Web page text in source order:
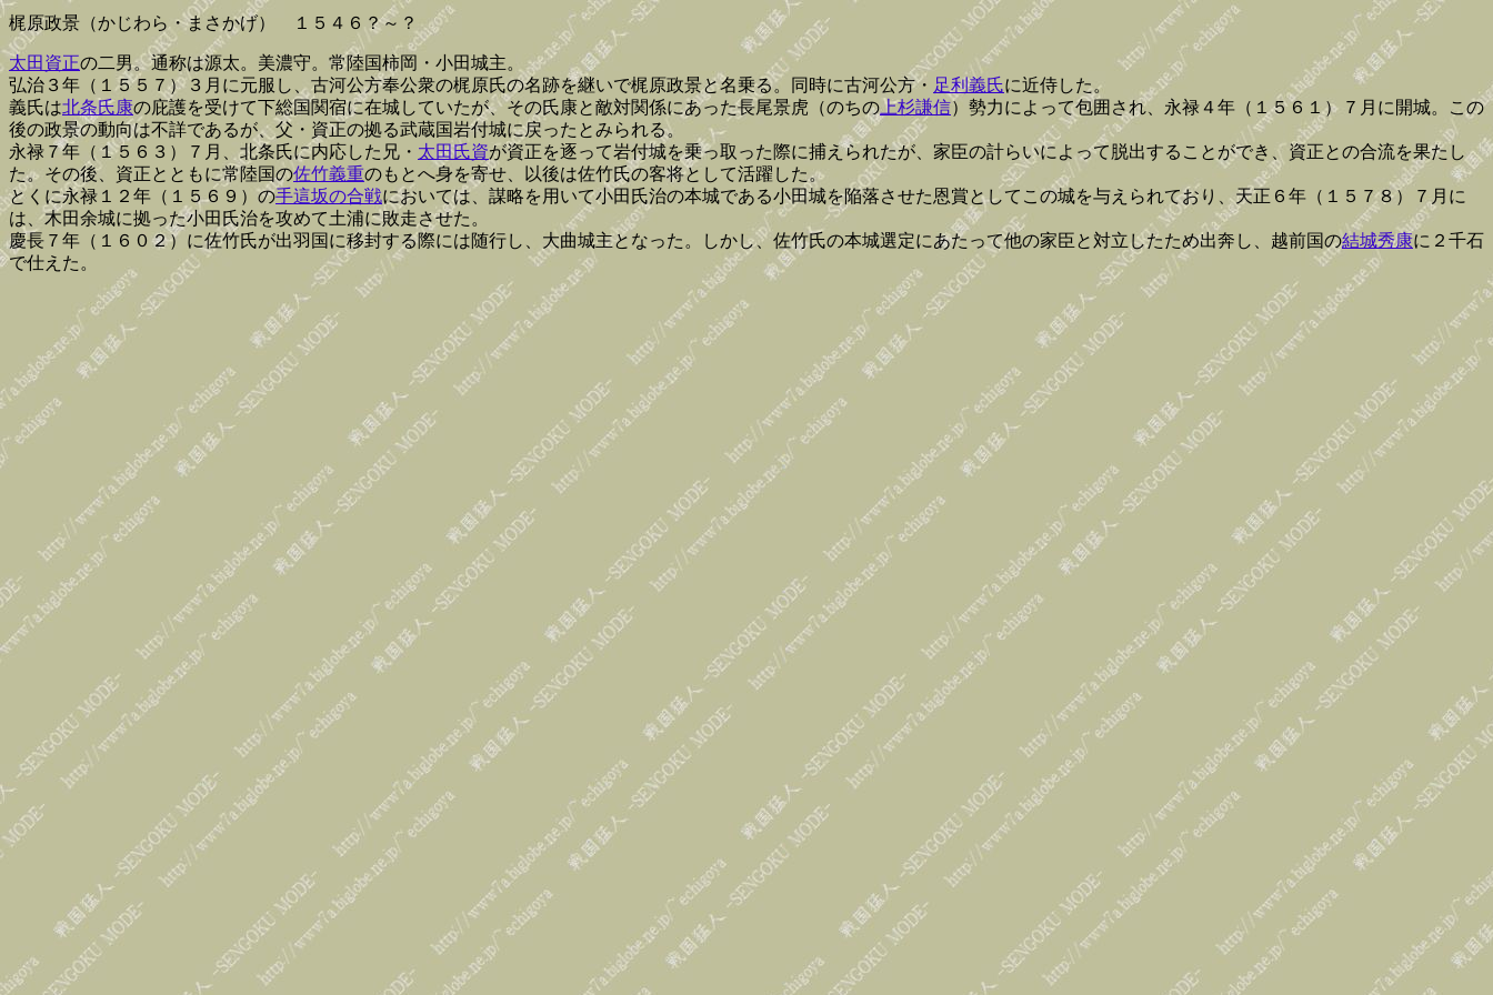
梶原政景（かじわら・まさかげ） １５４６？～？
太田資正の二男。通称は源太。美濃守。常陸国柿岡・小田城主。
弘治３年（１５５７）３月に元服し、古河公方奉公衆の梶原氏の名跡を継いで梶原政景と名乗る。同時に古河公方・ 足利義氏に近侍した。
義氏は北条氏康の庇護を受けて下総国関宿に在城していたが、その氏康と敵対関係にあった長尾景虎（のちの 上杉謙信）勢力によって包囲され、永禄４年（１５６１）７月に開城。この
後の政景の動向は不詳であるが、父・資正の拠る武蔵国岩付城に戻ったとみられる。
永禄７年（１５６３）７月、北条氏に内応した兄・ 太田氏資が資正を逐って岩付城を乗っ取った際に捕えられたが、家臣の計らいによって脱出することができ、資正との合流を果たし
た。その後、資正とともに常陸国の佐竹義重のもとへ身を寄せ、以後は佐竹氏の客将として活躍した。
とくに永禄１２年（１５６９）の手這坂の合戦においては、謀略を用いて小田氏治の本城である小田城を陥落させた恩賞としてこの城を与えられており、天正６年（１５７８）７月に
は、木田余城に拠った小田氏治を攻めて土浦に敗走させた。
慶長７年（１６０２）に佐竹氏が出羽国に移封する際には随行し、大曲城主となった。しかし、佐竹氏の本城選定にあたって他の家臣と対立したため出奔し、越前国の結城秀康に２千石
で仕えた。